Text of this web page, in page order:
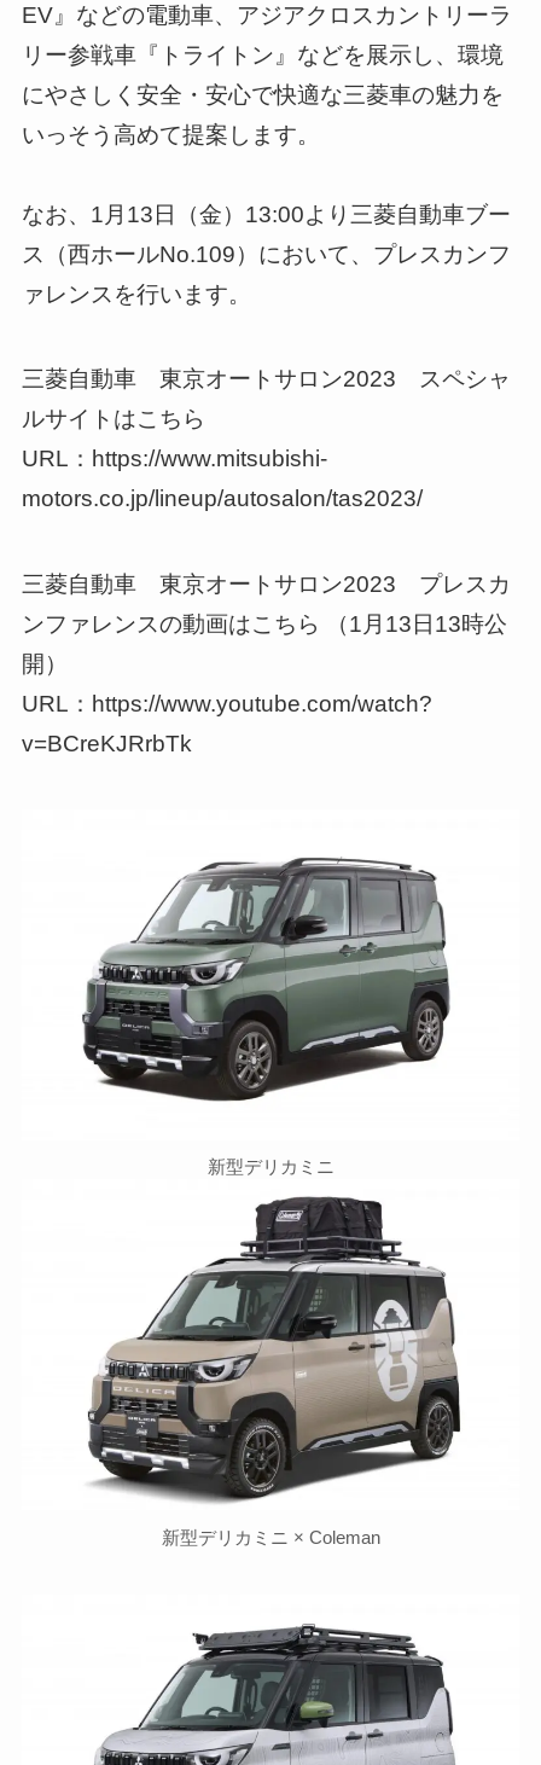
EV』などの電動車、アジアクロスカントリーラ
リー参戦車『トライトン』などを展示し、環境
にやさしく安全・安心で快適な三菱車の魅力を
いっそう高めて提案します。
なお、1月13日（金）13:00より三菱自動車ブー
ス（西ホールNo.109）において、プレスカンフ
ァレンスを行います。
三菱自動車 東京オートサロン2023 スペシャ
ルサイトはこちら
URL：https://www.mitsubishi-
motors.co.jp/lineup/autosalon/tas2023/
三菱自動車 東京オートサロン2023 プレスカ
ンファレンスの動画はこちら （1月13日13時公
開）
URL：https://www.youtube.com/watch?
v=BCreKJRrbTk
新型デリカミニ
新型デリカミニ × Coleman